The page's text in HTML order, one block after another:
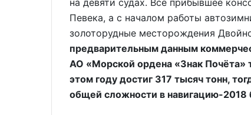
на девяти судах. Всё прибывшее
Певека, а с началом работы
золоторудные месторождения
предварительным данным
АО «Морской ордена «Знак Почёта»
этом году достиг 317 тысяч тонн,
общей сложности в навигацию-2018